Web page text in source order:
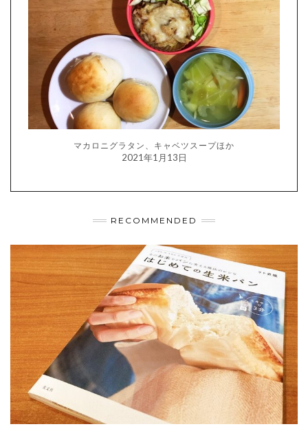
マカロニグラタン、キャベツスープほか
2021年1月13日
RECOMMENDED